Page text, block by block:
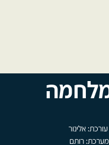
מלחמה
פרויקט של מחלקת DATA12 | עורכת: אלינור
רותם